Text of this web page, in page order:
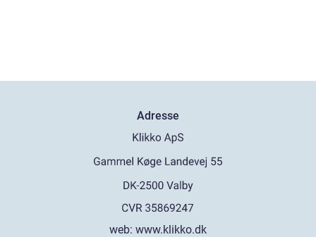
Adresse
web: www.klikko.dk